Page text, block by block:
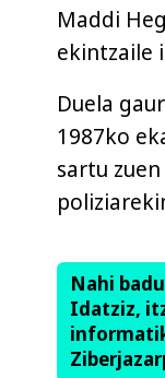
Maddi
ekintzaile
Duela
1987ko
sartu
Nahi
Idatziz,